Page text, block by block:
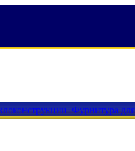
Фурнитура для